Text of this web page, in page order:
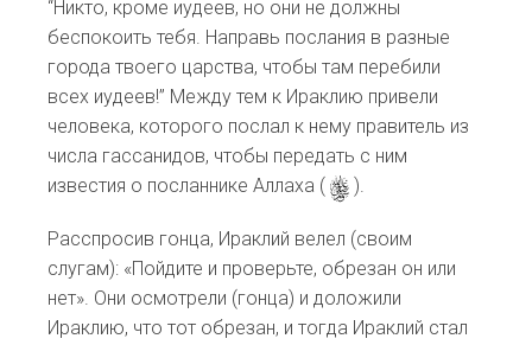
“Никто, кроме иудеев, но они не должны
беспокоить тебя. Направь послания в разные
города твоего царства, чтобы там перебили
всех иудеев!” Между тем к Ираклию привели
человека, которого послал к нему правитель из
числа гассанидов, чтобы передать с ним
известия о посланнике Аллаха ( s ).
Расспросив гонца, Ираклий велел (своим
слугам): «Пойдите и проверьте, обрезан он или
нет». Они осмотрели (гонца) и доложили
Ираклию, что тот обрезан, и тогда Ираклий стал